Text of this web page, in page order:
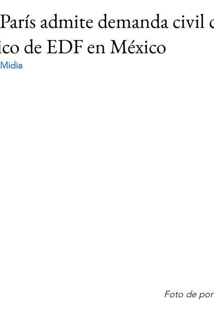
Plan Integral Morelos Capítulo Europa
admite demanda civil
de EDF en México
Foto de